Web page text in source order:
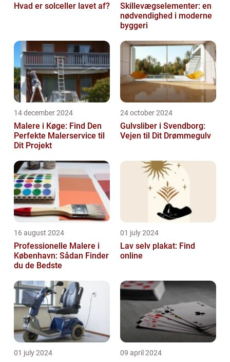
Hvad er solceller lavet af?
Skillevægselementer: en
nødvendighed i moderne
byggeri
14 december 2024
Malere i Køge: Find Den
Perfekte Malerservice til
Dit Projekt
24 october 2024
Gulvsliber i Svendborg:
Vejen til Dit Drømmegulv
16 august 2024
Professionelle Malere i
København: Sådan Finder
du de Bedste
01 july 2024
Lav selv plakat: Find
online
01 july 2024 09 april 2024